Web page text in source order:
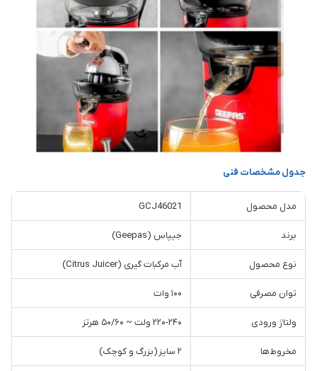
جدول مشخصات فنی
مدل محصول GCJ46021
برند جیپاس (Geepas)
نوع محصول آب مرکبات گیری (Citrus Juicer)
توان مصرفی ۱۰۰ وات
ولتاژ ورودی ۲۲۰-۲۴۰ ولت ~ ۵۰/۶۰ هرتز
مخروط‌ها ۲ سایز (بزرگ و کوچک)